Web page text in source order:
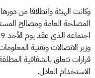
وكانت الهيئة وانطلاقا من
المصلحة العامة ومصالح
وزير الاتصالات وتقنية
قرارات تتعلق بالشفافية
الاستخدام العادل.